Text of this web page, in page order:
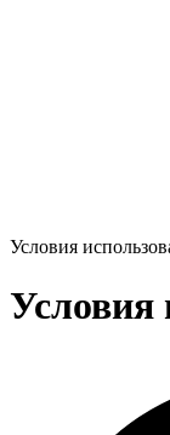
Условия
Условия